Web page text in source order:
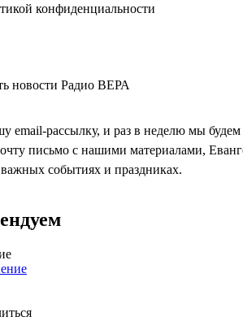
конфиденциальности
новости Радио ВЕРА
email-рассылку, и раз в неделю мы будем
письмо с нашими материалами,
событиях и праздниках.